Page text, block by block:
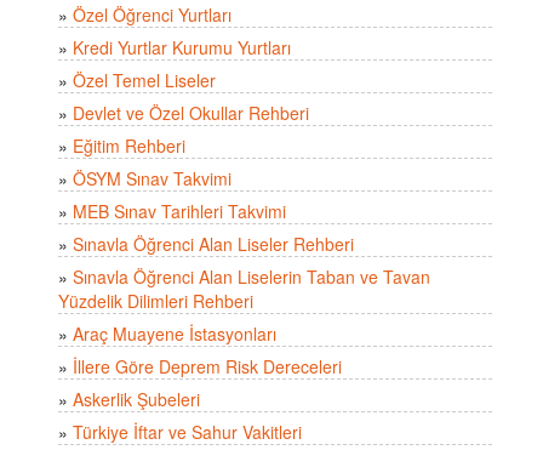
» Özel Öğrenci Yurtları
» Kredi Yurtlar Kurumu Yurtları
» Özel Temel Liseler
» Devlet ve Özel Okullar Rehberi
» Eğitim Rehberi
» ÖSYM Sınav Takvimi
» MEB Sınav Tarihleri Takvimi
» Sınavla Öğrenci Alan Liseler Rehberi
» Sınavla Öğrenci Alan Liselerin Taban ve Tavan
Yüzdelik Dilimleri Rehberi
» Araç Muayene İstasyonları
» İllere Göre Deprem Risk Dereceleri
» Askerlik Şubeleri
» Türkiye İftar ve Sahur Vakitleri